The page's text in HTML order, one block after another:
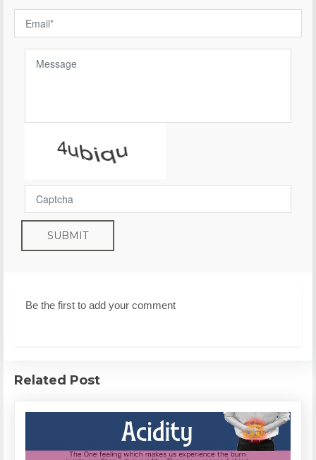
SUBMIT
Be the first to add your comment
Related Post